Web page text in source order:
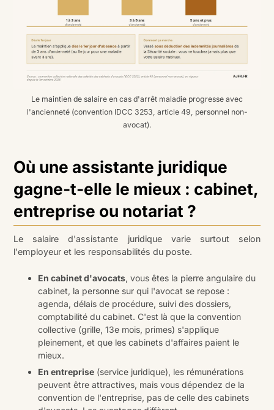
Le maintien de salaire en cas d'arrêt maladie progresse avec
l'ancienneté (convention IDCC 3253, article 49, personnel non-
avocat).
Où une assistante juridique
gagne-t-elle le mieux : cabinet,
entreprise ou notariat ?
Le salaire d'assistante juridique varie surtout selon
l'employeur et les responsabilités du poste.
En cabinet d'avocats, vous êtes la pierre angulaire du
cabinet, la personne sur qui l'avocat se repose :
agenda, délais de procédure, suivi des dossiers,
comptabilité du cabinet. C'est là que la convention
collective (grille, 13e mois, primes) s'applique
pleinement, et que les cabinets d'affaires paient le
mieux.
En entreprise (service juridique), les rémunérations
peuvent être attractives, mais vous dépendez de la
convention de l'entreprise, pas de celle des cabinets